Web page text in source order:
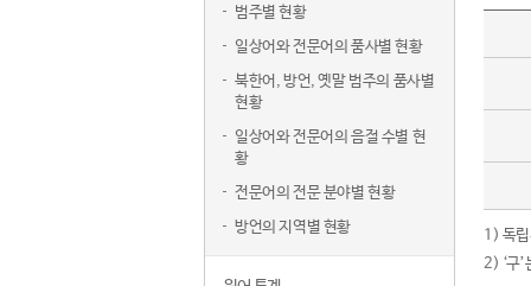
범주별 현황
일상어와 전문어의 품사별 현황
북한어, 방언, 옛말 범주의 품사별
현황
일상어와 전문어의 음절 수별 현
황
전문어의 전문 분야별 현황
방언의 지역별 현황
1) 독립
2) ‘구